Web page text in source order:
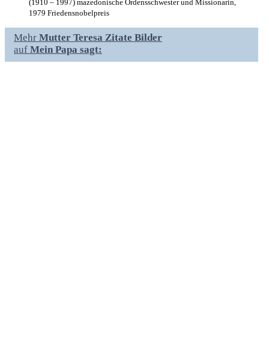
(1910 – 1997) mazedonische Ordensschwester und Missionarin,
1979 Friedensnobelpreis
Mehr Mutter Teresa Zitate Bilder
auf Mein Papa sagt: